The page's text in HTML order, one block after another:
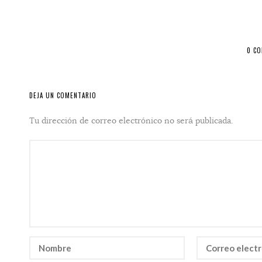
0
DEJA UN COMENTARIO
Tu dirección de correo electrónico no será publicada.